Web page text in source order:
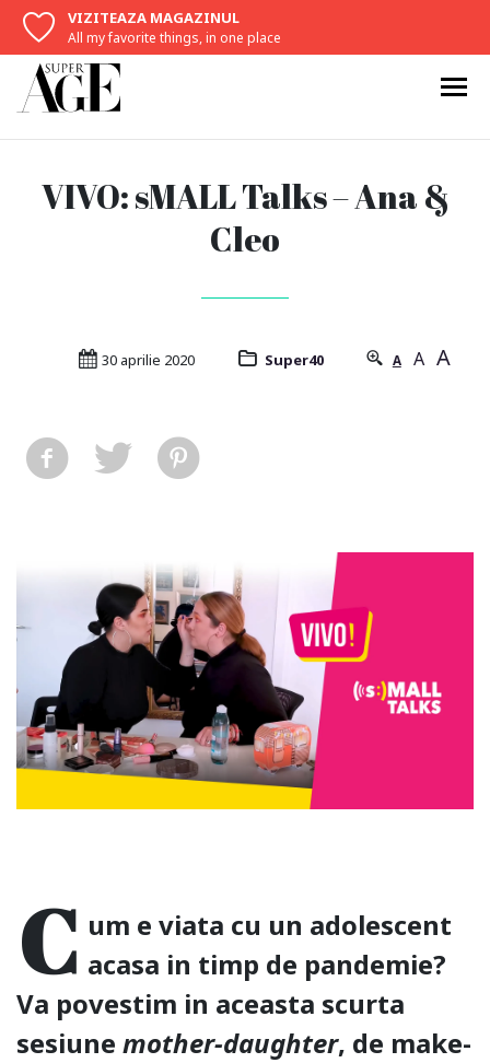
VIZITEAZA MAGAZINUL
All my favorite things, in one place
VIVO: sMALL Talks – Ana &
Cleo
30 aprilie 2020 Super40 A A A
C um e viata cu un adolescent
acasa in timp de pandemie?
Va povestim in aceasta scurta
sesiune mother-daughter, de make-